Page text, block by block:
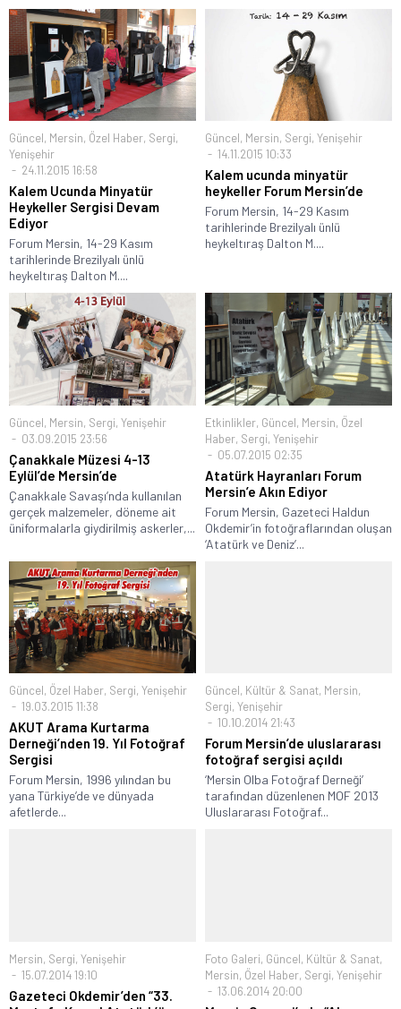
Güncel, Mersin, Özel Haber, Sergi,
Yenişehir
24.11.2015 16:58
Kalem Ucunda Minyatür
Heykeller Sergisi Devam
Ediyor
Forum Mersin, 14-29 Kasım
tarihlerinde Brezilyalı ünlü
heykeltıraş Dalton M....
Güncel, Mersin, Sergi, Yenişehir
14.11.2015 10:33
Kalem ucunda minyatür
heykeller Forum Mersin’de
Forum Mersin, 14-29 Kasım
tarihlerinde Brezilyalı ünlü
heykeltıraş Dalton M....
Güncel, Mersin, Sergi, Yenişehir
03.09.2015 23:56
Çanakkale Müzesi 4-13
Eylül’de Mersin’de
Çanakkale Savaşı’nda kullanılan
gerçek malzemeler, döneme ait
üniformalarla giydirilmiş askerler,...
Etkinlikler, Güncel, Mersin, Özel
Haber, Sergi, Yenişehir
05.07.2015 02:35
Atatürk Hayranları Forum
Mersin’e Akın Ediyor
Forum Mersin, Gazeteci Haldun
Okdemir’in fotoğraflarından oluşan
‘Atatürk ve Deniz’...
Güncel, Özel Haber, Sergi, Yenişehir
19.03.2015 11:38
AKUT Arama Kurtarma
Derneği’nden 19. Yıl Fotoğraf
Sergisi
Forum Mersin, 1996 yılından bu
yana Türkiye’de ve dünyada
afetlerde...
Güncel, Kültür & Sanat, Mersin,
Sergi, Yenişehir
10.10.2014 21:43
Forum Mersin’de uluslararası
fotoğraf sergisi açıldı
‘Mersin Olba Fotoğraf Derneği’
tarafından düzenlenen MOF 2013
Uluslararası Fotoğraf...
Mersin, Sergi, Yenişehir
15.07.2014 19:10
Gazeteci Okdemir’den “33.
Foto Galeri, Güncel, Kültür & Sanat,
Mersin, Özel Haber, Sergi, Yenişehir
13.06.2014 20:00